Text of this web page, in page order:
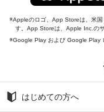
Appleのロゴ、App Storeは、米
す。App Storeは、Apple Inc.の
Google Play および Google Play
はじめての方へ